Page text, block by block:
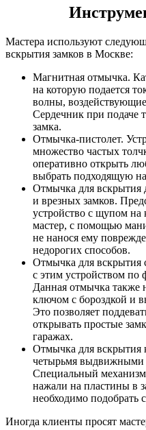
Мастера используют
вскрытия замков в Москве:
Магнитная отмычка.
на которую подается
волны,
Сердечник при подаче
замка.
Отмычка-пистолет.
множество частых
оперативно открыть
выбрать подходящую
Отмычка для вскрытия
и врезных замков.
устройство с щупом на
мастер, с помощью
не нанося ему
недорогих способов.
Отмычка для вскрытия
с этим устройством по
Данная отмычка также
ключом с бороздкой и
Это позволяет
открывать простые
гаражах.
Отмычка для вскрытия
четырьмя выдвижными
Специальный
нажали на пластины в
необходимо подобрать
Иногда клиенты просят